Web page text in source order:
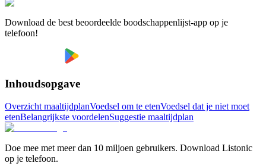
Download de best beoordeelde boodschappenlijst-app op je
telefoon!
Inhoudsopgave
Overzicht maaltijdplanVoedsel om te etenVoedsel dat je niet moet
etenBelangrijkste voordelenSuggestie maaltijdplan
Doe mee met meer dan 10 miljoen gebruikers. Download Listonic
op je telefoon.